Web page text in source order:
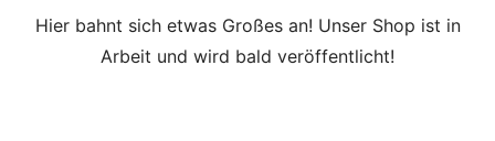
Hier bahnt sich etwas Großes an! Unser Shop ist in
Arbeit und wird bald veröffentlicht!